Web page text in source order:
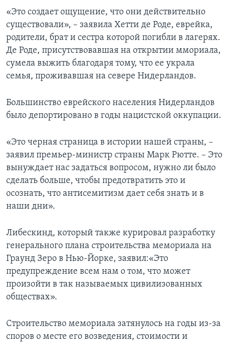
«Это создает ощущение, что они действительно
существовали», – заявила Хетти де Роде, еврейка,
родители, брат и сестра которой погибли в лагерях.
Де Роде, присутствовавшая на открытии ммориала,
сумела выжить благодаря тому, что ее украла
семья, проживавшая на севере Нидерландов.
Большинство еврейского населения Нидерландов
было депортировано в годы нацистской оккупации.
«Это черная страница в истории нашей страны, –
заявил премьер-министр страны Марк Рютте. – Это
вынуждает нас задаться вопросом, нужно ли было
сделать больше, чтобы предотвратить это и
осознать, что антисемитизм дает себя знать и в
наши дни».
Либескинд, который также курировал разработку
генерального плана строительства мемориала на
Граунд Зеро в Нью-Йорке, заявил:«Это
предупреждение всем нам о том, что может
произойти в так называемых цивилизованных
обществах».
Строительство мемориала затянулось на годы из-за
споров о месте его возведения, стоимости и